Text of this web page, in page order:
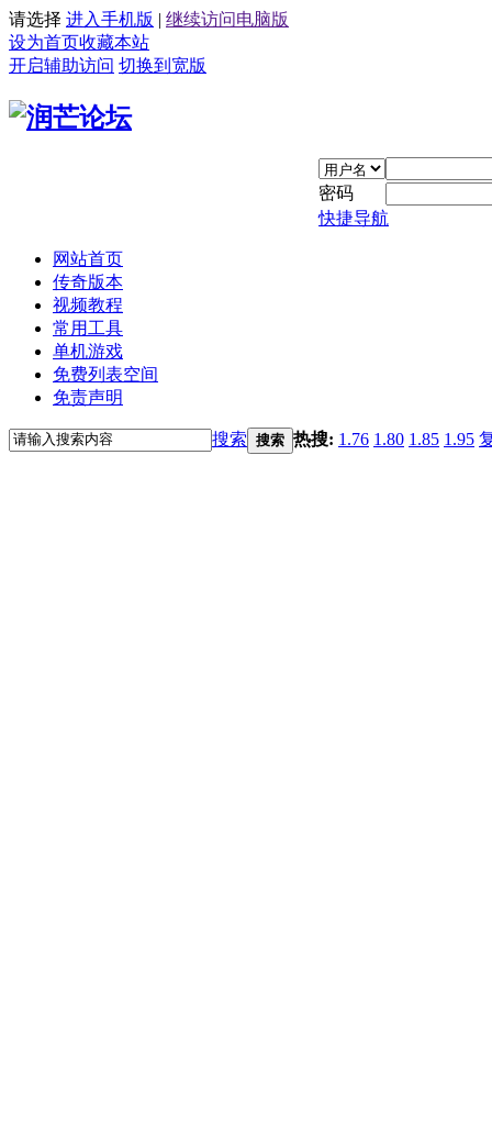
请选择 进入手机版 | 继续访问电脑版
设为首页收藏本站
开启辅助访问 切换到宽版
密码
快捷导航
网站首页
传奇版本
视频教程
常用工具
单机游戏
免费列表空间
免责声明
搜索 搜索 热搜: 1.76 1.80 1.85 1.95